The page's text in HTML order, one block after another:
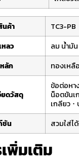
นค้า
TC3-PB
หลว
ลม น้ำมัน
ลัก
ทองเหลื
ยดวัสดุ
ข้อต่อหา
น็อตขันเ
เกลียว
ชัน
สวมใส่ไ
พิ่มเติม